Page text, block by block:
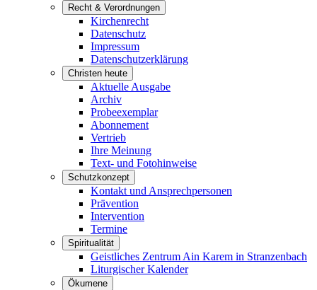
Recht & Verordnungen
Kirchenrecht
Datenschutz
Impressum
Datenschutzerklärung
Christen heute
Aktuelle Ausgabe
Archiv
Probeexemplar
Abonnement
Vertrieb
Ihre Meinung
Text- und Fotohinweise
Schutzkonzept
Kontakt und Ansprechpersonen
Prävention
Intervention
Termine
Spiritualität
Geistliches Zentrum Ain Karem in Stranzenbach
Liturgischer Kalender
Ökumene